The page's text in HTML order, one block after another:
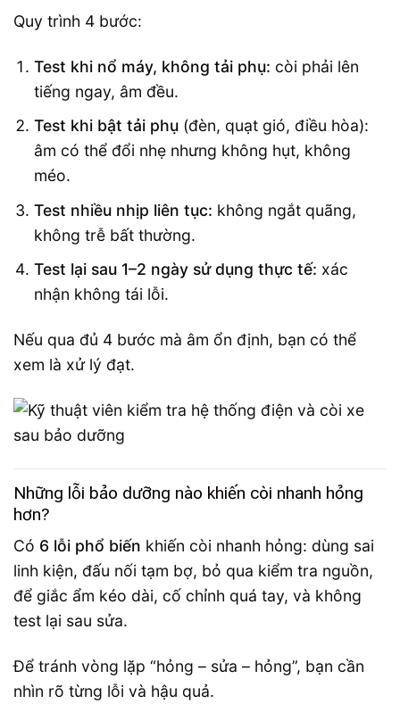
Quy trình 4 bước:
Test khi nổ máy, không tải phụ: còi phải lên
tiếng ngay, âm đều.
Test khi bật tải phụ(đèn, quạt gió, điều hòa):
âm có thể đổi nhẹ nhưng không hụt, không
méo.
Test nhiều nhịp liên tục: không ngắt quãng,
không trễ bất thường.
Test lại sau 1–2 ngày sử dụng thực tế: xác
nhận không tái lỗi.
Nếu qua đủ 4 bước mà âm ổn định, bạn có thể
xem là xử lý đạt.
Những lỗi bảo dưỡng nào khiến còi nhanh hỏng
hơn?
Có 6 lỗi phổ biến khiến còi nhanh hỏng: dùng sai
linh kiện, đấu nối tạm bợ, bỏ qua kiểm tra nguồn,
để giắc ẩm kéo dài, cố chỉnh quá tay, và không
test lại sau sửa.
Để tránh vòng lặp “hỏng – sửa – hỏng”, bạn cần
nhìn rõ từng lỗi và hậu quả.